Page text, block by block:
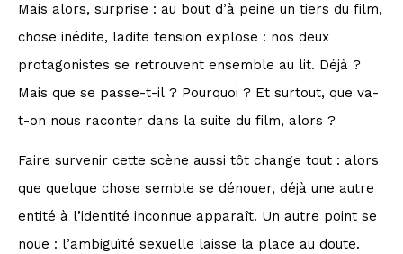
Mais alors, surprise : au bout d’à peine un tiers du film,
chose inédite, ladite tension explose : nos deux
protagonistes se retrouvent ensemble au lit. Déjà ?
Mais que se passe-t-il ? Pourquoi ? Et surtout, que va-
t-on nous raconter dans la suite du film, alors ?
Faire survenir cette scène aussi tôt change tout : alors
que quelque chose semble se dénouer, déjà une autre
entité à l’identité inconnue apparaît. Un autre point se
noue : l’ambiguïté sexuelle laisse la place au doute.